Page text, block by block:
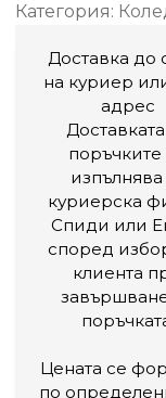
Категория:
Доставка до
на куриер
адрес
поръчките
изпълнява
куриерска
Спиди или
според
клиента
Цената се
по